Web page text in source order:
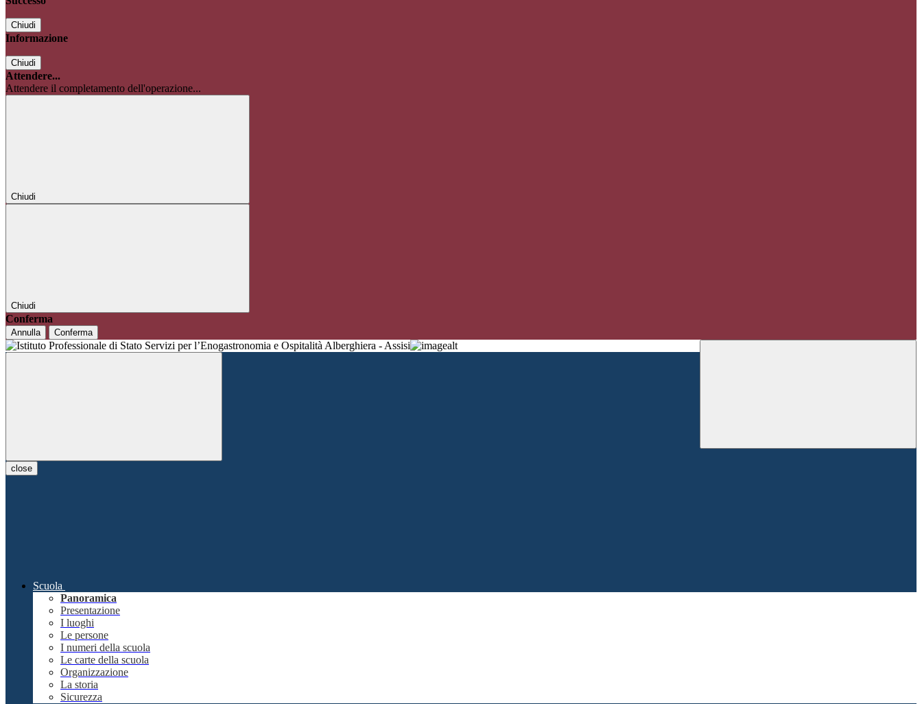
Chiudi
Informazione
Chiudi
Attendere...
Attendere il completamento dell'operazione...
Chiudi
Chiudi
Conferma
Annulla Conferma
close
Scuola
Panoramica
Presentazione
I luoghi
Le persone
I numeri della scuola
Le carte della scuola
Organizzazione
La storia
Sicurezza